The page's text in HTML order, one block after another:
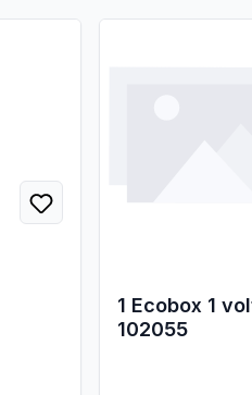
1 Ecobox 1
102055